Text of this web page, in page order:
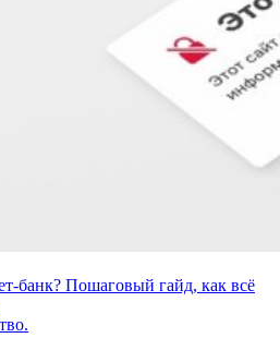
банк? Пошаговый гайд, как всё